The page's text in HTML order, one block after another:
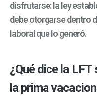
disfrutarse: la ley
debe otorgarse dentro
laboral que lo generó.
¿Qué dice la
la prima